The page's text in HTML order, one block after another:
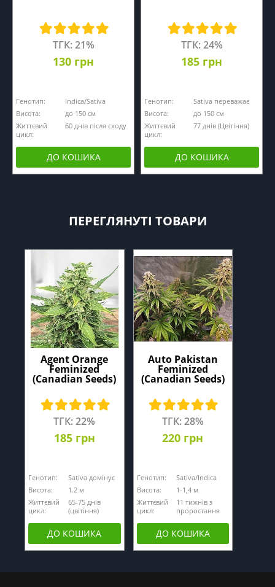
ТГК: 21%
130 грн
Генотип:
Indica/Sativa
Висота:
до 150 см
Життєвий
цикл:
60 днів після сходу
ДО КОШИКА
ТГК: 24%
185 грн
Генотип:
Sativa переважає
Висота:
до 150 см
Життєвий
цикл:
77 днів (Цвітіння)
ДО КОШИКА
ПЕРЕГЛЯНУТІ ТОВАРИ
Agent Orange
Feminized
(Canadian Seeds)
ТГК: 22%
185 грн
Генотип:
Sativa домінує
Висота:
1.2 м
Життєвий
цикл:
65-75 днів
(цвітіння)
ДО КОШИКА
Auto Pakistan
Feminized
(Canadian Seeds)
ТГК: 28%
220 грн
Генотип:
Sativa/Indica
Висота:
1-1,4 м
Життєвий
цикл:
11 тижнів з
проростання
ДО КОШИКА